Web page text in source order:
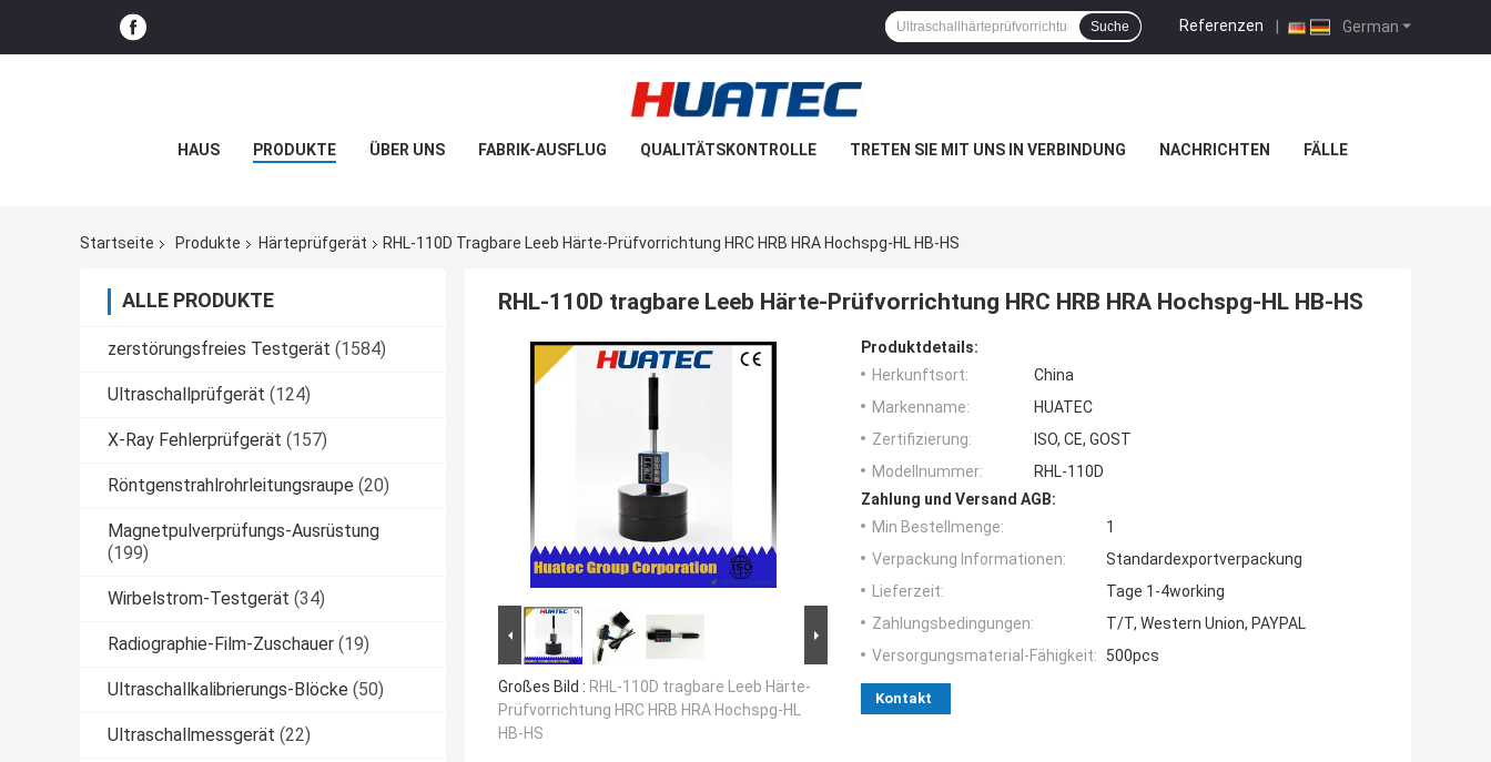
German
Referenzen |
Suche
HAUS PRODUKTE ÜBER UNS FABRIK-AUSFLUG QUALITÄTSKONTROLLE TRETEN SIE MIT UNS IN VERBINDUNG NACHRICHTEN FÄLLE
Startseite Produkte Härteprüfgerät RHL-110D Tragbare Leeb Härte-Prüfvorrichtung HRC HRB HRA Hochspg-HL HB-HS
ALLE PRODUKTE
zerstörungsfreies Testgerät (1584)
Ultraschallprüfgerät (124)
X-Ray Fehlerprüfgerät (157)
Röntgenstrahlrohrleitungsraupe (20)
Magnetpulverprüfungs-Ausrüstung
(199)
Wirbelstrom-Testgerät (34)
Radiographie-Film-Zuschauer (19)
Ultraschallkalibrierungs-Blöcke (50)
Ultraschallmessgerät (22)
RHL-110D tragbare Leeb Härte-Prüfvorrichtung HRC HRB HRA Hochspg-HL HB-HS
Großes Bild : RHL-110D tragbare Leeb Härte-
Prüfvorrichtung HRC HRB HRA Hochspg-HL
HB-HS
Produktdetails:
Herkunftsort:
China
Markenname:
HUATEC
Zertifizierung:
ISO, CE, GOST
Modellnummer:
RHL-110D
Zahlung und Versand AGB:
Min Bestellmenge:
1
Verpackung Informationen:
Standardexportverpackung
Lieferzeit:
Tage 1-4working
Zahlungsbedingungen:
T/T, Western Union, PAYPAL
Versorgungsmaterial-Fähigkeit:
500pcs
Kontakt